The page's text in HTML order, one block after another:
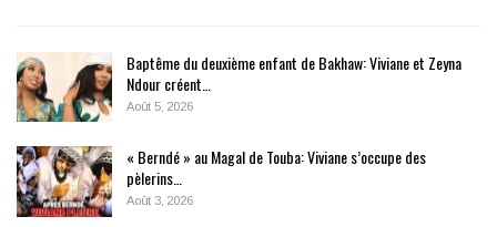
Baptême du deuxième enfant de Bakhaw: Viviane et Zeyna
Ndour créent…
Août 5, 2026
« Berndé » au Magal de Touba: Viviane s’occupe des
pèlerins…
Août 3, 2026